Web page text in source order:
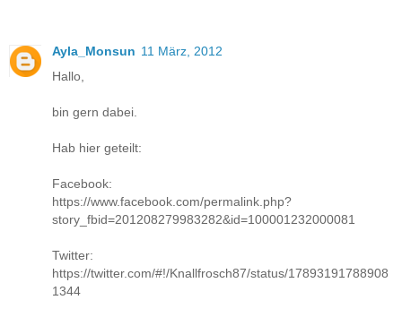
Ayla_Monsun 11 März, 2012
Hallo,
bin gern dabei.
Hab hier geteilt:
Facebook:
https://www.facebook.com/permalink.php?
story_fbid=201208279983282&id=100001232000081
Twitter:
https://twitter.com/#!/Knallfrosch87/status/17893191788908
1344